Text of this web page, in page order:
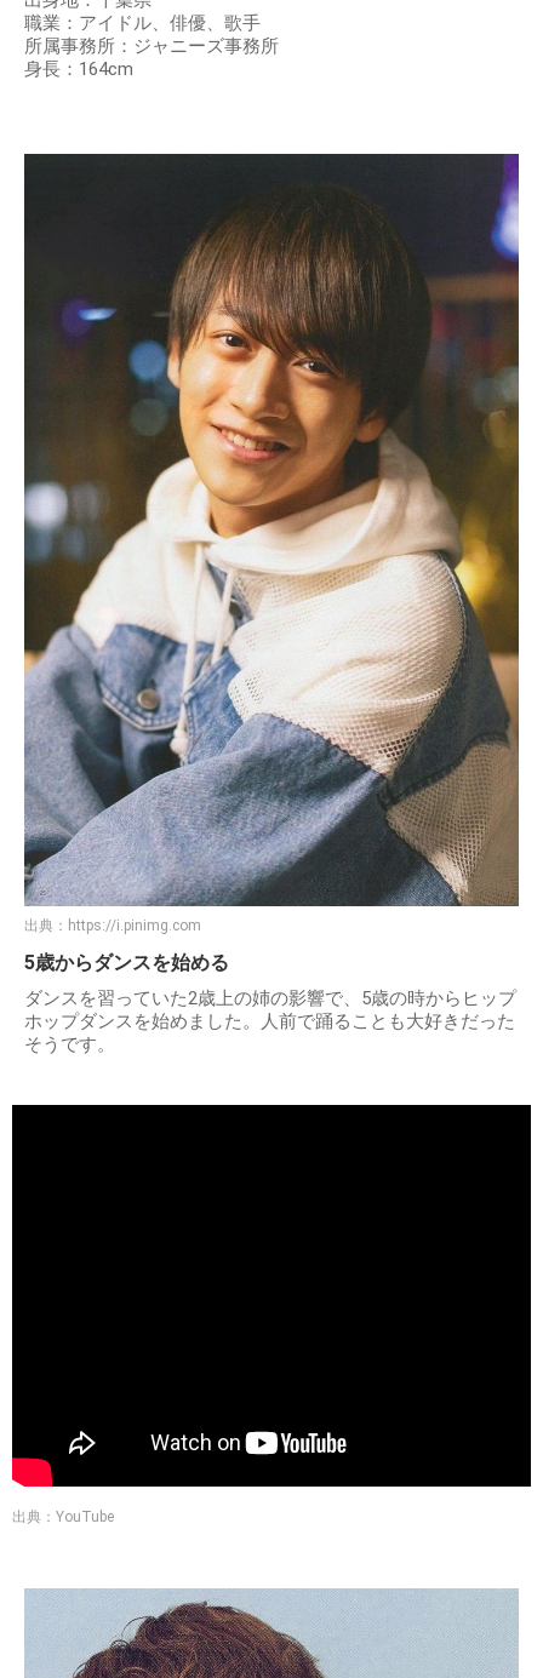
職業：アイドル、俳優、歌手
所属事務所：ジャニーズ事務所
身長：164cm
出典： https://i.pinimg.com
5歳からダンスを始める
ダンスを習っていた2歳上の姉の影響で、5歳の時からヒップ
ホップダンスを始めました。人前で踊ることも大好きだった
そうです。
出典：YouTube